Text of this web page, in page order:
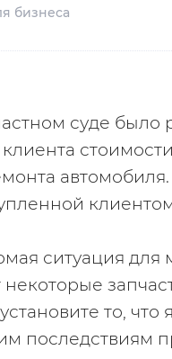
бизнеса
суде было
ситуация для
некоторые
то, что
последствиям